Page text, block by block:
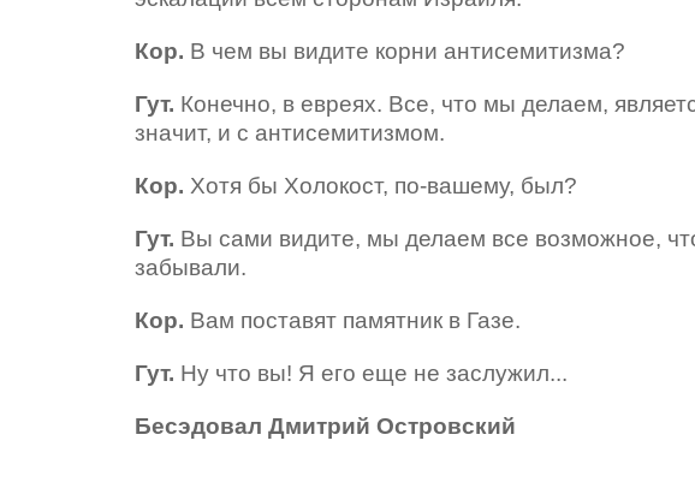
Кор. В чем вы видите корни антисемитизма?
Гут. Конечно, в евреях. Все, что мы делаем,
значит, и с антисемитизмом.
Кор. Хотя бы Холокост, по-вашему, был?
Гут. Вы сами видите, мы делаем все возможное,
забывали.
Кор. Вам поставят памятник в Газе.
Гут. Ну что вы! Я его еще не заслужил...
Бесэдовал Дмитрий Островский